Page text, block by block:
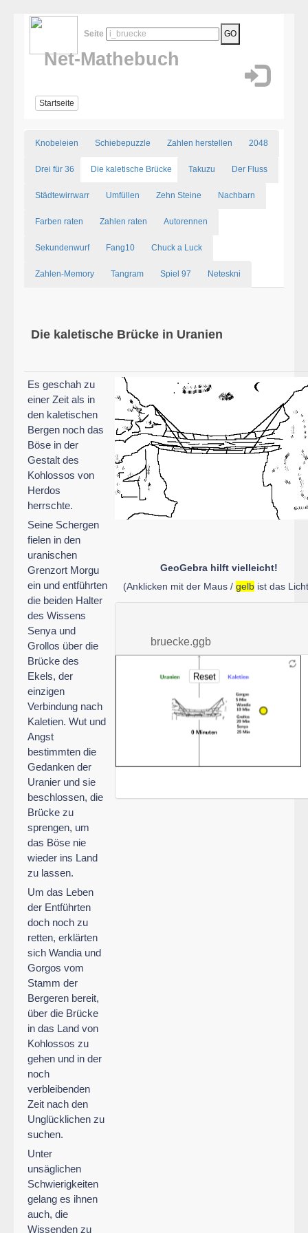
Seite GO
Net-Mathebuch
Startseite
Knobeleien Schiebepuzzle Zahlen herstellen 2048
Drei für 36 Die kaletische Brücke Takuzu Der Fluss
Städtewirrwarr Umfüllen Zehn Steine Nachbarn
Farben raten Zahlen raten Autorennen
Sekundenwurf Fang10 Chuck a Luck
Zahlen-Memory Tangram Spiel 97 Neteskni
Die kaletische Brücke in Uranien
Es geschah zu
einer Zeit als in
den kaletischen
Bergen noch das
Böse in der
Gestalt des
Kohlossos von
Herdos
herrschte.
Seine Schergen
fielen in den
uranischen
Grenzort Morgu
ein und entführten
die beiden Halter
des Wissens
Senya und
Grollos über die
Brücke des
Ekels, der
einzigen
Verbindung nach
Kaletien. Wut und
Angst
bestimmten die
Gedanken der
Uranier und sie
beschlossen, die
Brücke zu
sprengen, um
das Böse nie
wieder ins Land
zu lassen.
Um das Leben
der Entführten
doch noch zu
retten, erklärten
sich Wandia und
Gorgos vom
Stamm der
Bergeren bereit,
über die Brücke
in das Land von
Kohlossos zu
gehen und in der
noch
verbleibenden
Zeit nach den
Unglücklichen zu
suchen.
Unter
unsäglichen
Schwierigkeiten
gelang es ihnen
auch, die
Wissenden zu
GeoGebra hilft vielleicht!
(Anklicken mit der Maus / gelbist das
bruecke.ggb